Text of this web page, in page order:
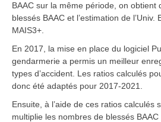
BAAC sur la même période, on obtient
blessés BAAC et l’estimation de l’Univ.
MAIS3+.
En 2017, la mise en place du logiciel
gendarmerie a permis un meilleur
types d’accident. Les ratios calculés
donc été adaptés pour 2017-2021.
Ensuite, à l’aide de ces ratios calculés
multiplie les nombres de blessés